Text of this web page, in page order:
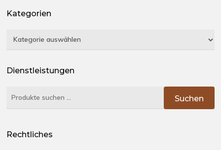
Kategorien
Kategorien
Dienstleistungen
Suchen
Suchen
Rechtliches